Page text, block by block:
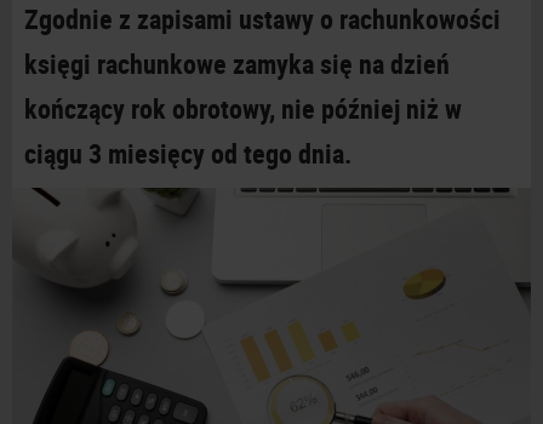
Zgodnie z zapisami ustawy o rachunkowości
księgi rachunkowe zamyka się na dzień
kończący rok obrotowy, nie później niż w
ciągu 3 miesięcy od tego dnia.